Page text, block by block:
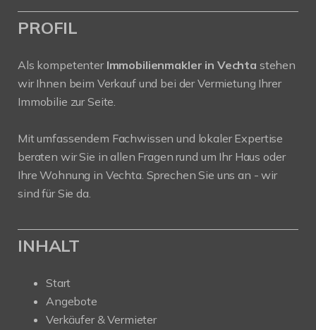
PROFIL
Als kompetenter Immobilienmakler in Vechta stehen
wir Ihnen beim Verkauf und bei der Vermietung Ihrer
Immobilie zur Seite.
Mit umfassendem Fachwissen und lokaler Expertise
beraten wir Sie in allen Fragen rund um Ihr Haus oder
Ihre Wohnung in Vechta. Sprechen Sie uns an - wir
sind für Sie da.
INHALT
Start
Angebote
Verkäufer & Vermieter